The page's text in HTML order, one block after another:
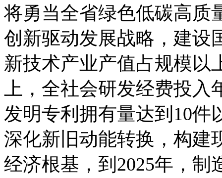
将勇当全省绿色低碳高
创新驱动发展战略，建设
新技术产业产值占规模以
上，全社会研发经费投
发明专利拥有量达到10件
深化新旧动能转换，构建
经济根基，到2025年，